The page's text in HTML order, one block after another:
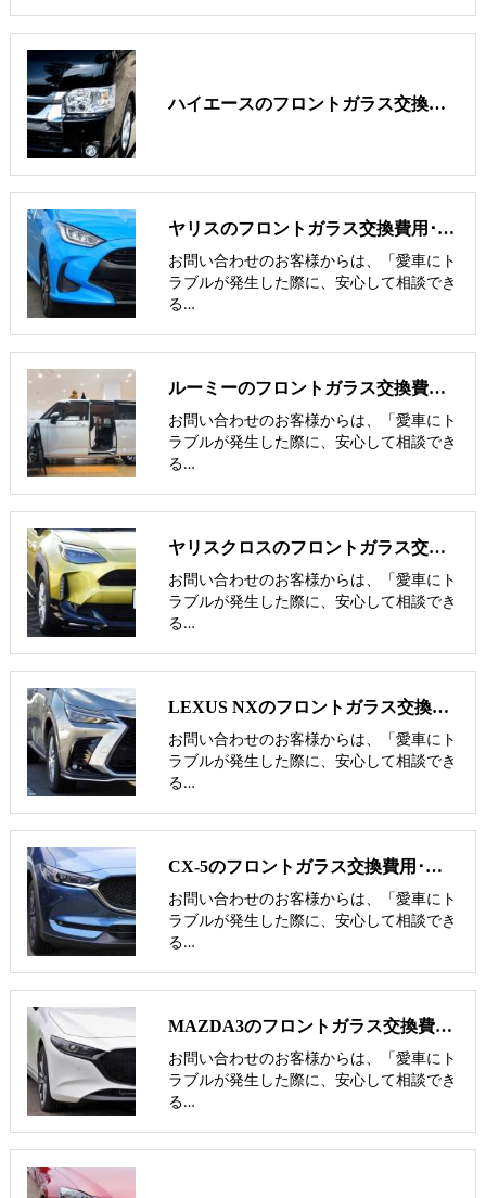
ハイエースのフロントガラス交換費用･飛び石修理費用･低価格ガラス
ヤリスのフロントガラス交換費用･飛び石修理費用･低価格ガラス紹介
お問い合わせのお客様からは、「愛車にト
ラブルが発生した際に、安心して相談でき
る…
ルーミーのフロントガラス交換費用･飛び石修理費用･低価格ガラス紹介
お問い合わせのお客様からは、「愛車にト
ラブルが発生した際に、安心して相談でき
る…
ヤリスクロスのフロントガラス交換費用･飛び石修理費用･低価格ガラス紹介
お問い合わせのお客様からは、「愛車にト
ラブルが発生した際に、安心して相談でき
る…
LEXUS NXのフロントガラス交換費用･飛び石修理費用･低価格ガラス紹介
お問い合わせのお客様からは、「愛車にト
ラブルが発生した際に、安心して相談でき
る…
CX-5のフロントガラス交換費用･飛び石修理費用･低価格ガラス紹介
お問い合わせのお客様からは、「愛車にト
ラブルが発生した際に、安心して相談でき
る…
MAZDA3のフロントガラス交換費用･飛び石修理費用･低価格ガラス紹介
お問い合わせのお客様からは、「愛車にト
ラブルが発生した際に、安心して相談でき
る…